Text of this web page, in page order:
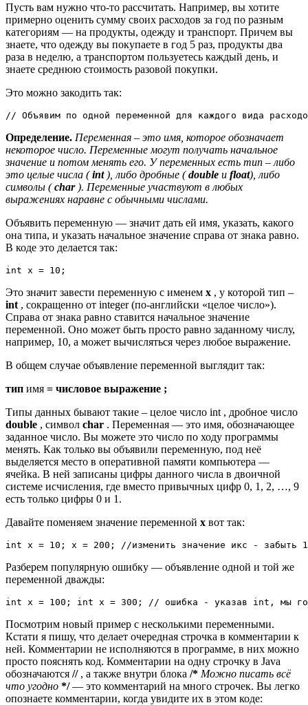
Пусть вам нужно что-то рассчитать. Например, вы хотите
примерно оценить сумму своих расходов за год по разным
категориям — на продукты, одежду и транспорт. Причем вы
знаете, что одежду вы покупаете в год 5 раз, продукты два
раза в неделю, а транспортом пользуетесь каждый день, и
знаете среднюю стоимость разовой покупки.
Это можно закодить так:
// Объявим по одной переменной для каждого вида
Определение. Переменная – это имя, которое обозначает
некоторое число. Переменные могут получать начальное
значение и потом менять его. У переменных есть тип – либо
это целые числа (int), либо дробные (double и float), либо
символы (char). Переменные участвуют в любых
выражениях наравне с обычными числами.
Объявить переменную — значит дать ей имя, указать, какого
она типа, и указать начальное значение справа от знака равно.
В коде это делается так:
int x = 10;
Это значит завести переменную с именем x , у которой тип –
int , сокращенно от integer (по-английски «целое число»).
Справа от знака равно ставится начальное значение
переменной. Оно может быть просто равно заданному числу,
например, 10, а может вычисляться через любое выражение.
В общем случае объявление переменной выглядит так:
тип имя = числовое выражение ;
Типы данных бывают такие – целое число int , дробное число
double , символ char . Переменная — это имя, обозначающее
заданное число. Вы можете это число по ходу программы
менять. Как только вы объявили переменную, под неё
выделяется место в оперативной памяти компьютера —
ячейка. В ней записаны цифры данного числа в двоичной
системе исчисления, где вместо привычных цифр 0, 1, 2, …, 9
есть только цифры 0 и 1.
Давайте поменяем значение переменной x вот так:
int x = 10; x = 200; //изменить значение икс - забыть
Разберем популярную ошибку — объявление одной и той же
переменной дважды:
int x = 100; int x = 300; // ошибка - указав int, мы
Посмотрим новый пример с несколькими переменными.
Кстати я пишу, что делает очередная строчка в комментарии к
ней. Комментарии не исполняются в программе, в них можно
просто пояснять код. Комментарии на одну строчку в Java
обозначаются //, а также внутри блока /* Можно писать всё
что угодно */— это комментарий на много строчек. Вы легко
опознаете комментарии, когда увидите их в этом коде: